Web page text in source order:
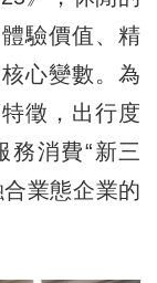
驗價值、精
心變數。為
徵，出行度
務消費“新三
業態企業的